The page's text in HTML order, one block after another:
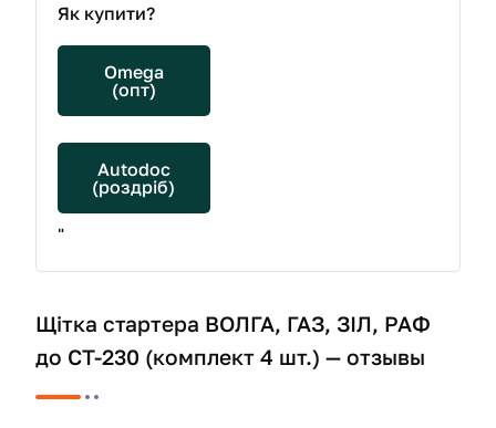
Як купити?
Omega
(опт)
Autodoc
(роздріб)
"
Щітка стартера ВОЛГА, ГАЗ, ЗІЛ, РАФ
до СТ-230 (комплект 4 шт.) — отзывы